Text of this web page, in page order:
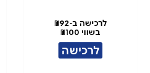
לרכישה ב-₪92
בשווי ₪100
לרכישה